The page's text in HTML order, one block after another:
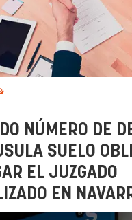
NÚMERO DE
SUELO
EL JUZGADO
EN